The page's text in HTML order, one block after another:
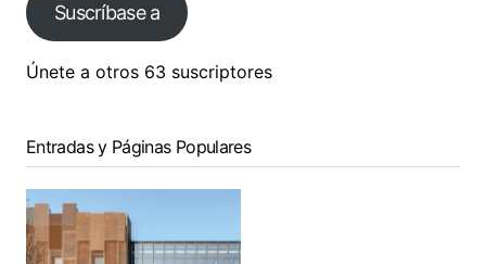
Suscríbase a
Únete a otros 63 suscriptores
Entradas y Páginas Populares